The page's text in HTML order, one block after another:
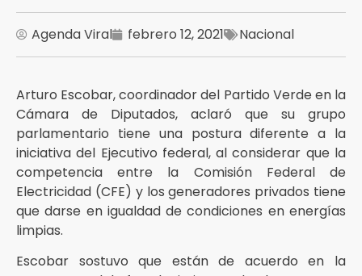
Agenda Viral febrero 12, 2021 Nacional
Arturo Escobar, coordinador del Partido Verde en la
Cámara de Diputados, aclaró que su grupo
parlamentario tiene una postura diferente a la
iniciativa del Ejecutivo federal, al considerar que la
competencia entre la Comisión Federal de
Electricidad (CFE) y los generadores privados tiene
que darse en igualdad de condiciones en energías
limpias.
Escobar sostuvo que están de acuerdo en la